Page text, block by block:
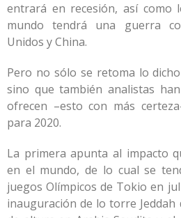
entrará en recesión, así como
mundo tendrá una guerra
Unidos y China.
Pero no sólo se retoma lo
sino que también analistas
ofrecen –esto con más
para 2020.
La primera apunta al impacto
en el mundo, de lo cual se
juegos Olímpicos de Tokio en
inauguración de lo torre